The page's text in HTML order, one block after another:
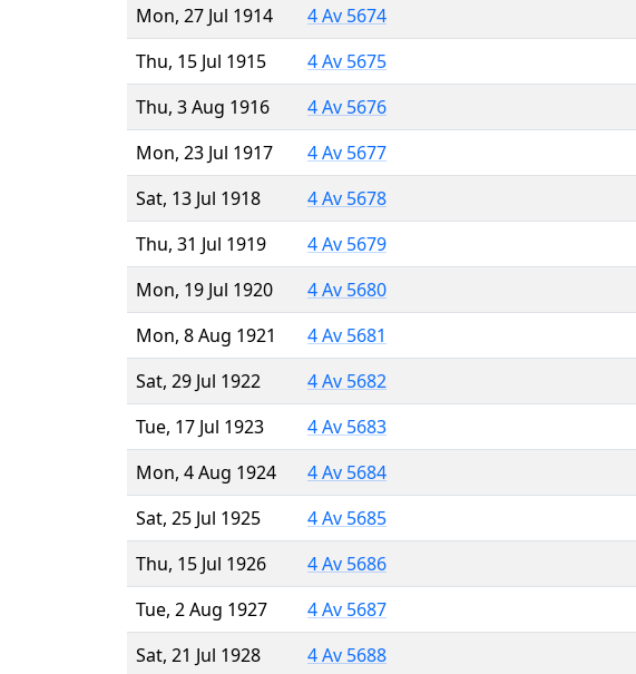
Mon, 27 Jul 1914
4 Av 5674
Thu, 15 Jul 1915
4 Av 5675
Thu, 3 Aug 1916
4 Av 5676
Mon, 23 Jul 1917
4 Av 5677
Sat, 13 Jul 1918
4 Av 5678
Thu, 31 Jul 1919
4 Av 5679
Mon, 19 Jul 1920
4 Av 5680
Mon, 8 Aug 1921
4 Av 5681
Sat, 29 Jul 1922
4 Av 5682
Tue, 17 Jul 1923
4 Av 5683
Mon, 4 Aug 1924
4 Av 5684
Sat, 25 Jul 1925
4 Av 5685
Thu, 15 Jul 1926
4 Av 5686
Tue, 2 Aug 1927
4 Av 5687
Sat, 21 Jul 1928
4 Av 5688